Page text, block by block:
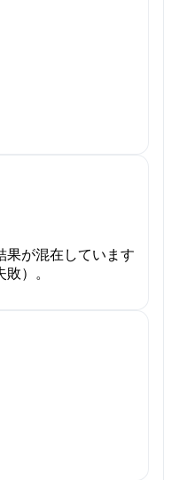
果が混在しています
）。